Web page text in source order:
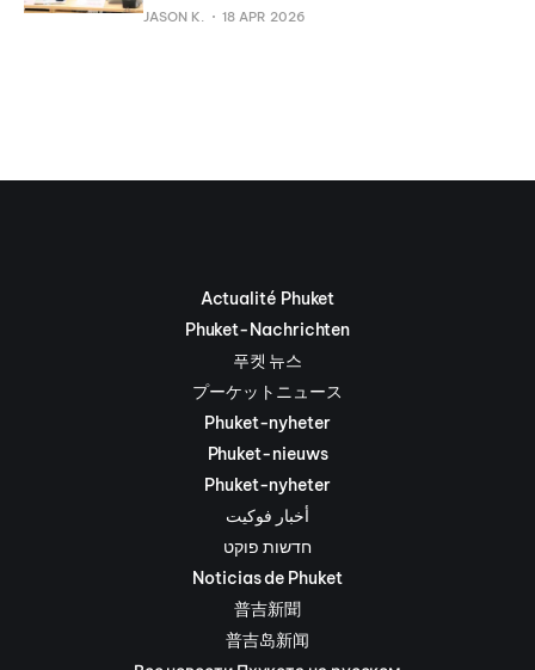
JASON K. 18 APR 2026
Actualité Phuket
Phuket-Nachrichten
푸켓 뉴스
プーケットニュース
Phuket-nyheter
Phuket-nieuws
Phuket-nyheter
أخبار فوكيت
חדשות פוקט
Noticias de Phuket
普吉新聞
普吉岛新闻